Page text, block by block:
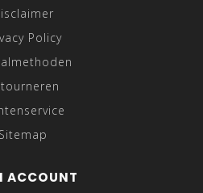
Policy
Sitemap
ACCOUNT